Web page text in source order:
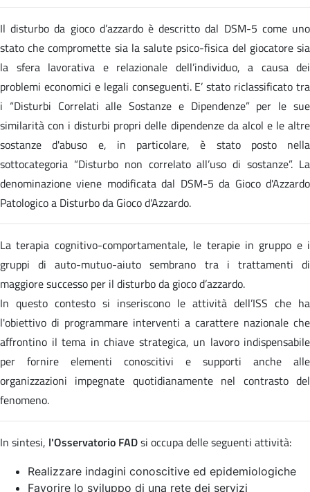
Il disturbo da gioco d’azzardo è descritto dal DSM-5 come uno
stato che compromette sia la salute psico-fisica del giocatore sia
la sfera lavorativa e relazionale dell’individuo, a causa dei
problemi economici e legali conseguenti. E’ stato riclassificato tra
i “Disturbi Correlati alle Sostanze e Dipendenze” per le sue
similarità con i disturbi propri delle dipendenze da alcol e le altre
sostanze d'abuso e, in particolare, è stato posto nella
sottocategoria “Disturbo non correlato all’uso di sostanze”. La
denominazione viene modificata dal DSM-5 da Gioco d'Azzardo
Patologico a Disturbo da Gioco d'Azzardo.
La terapia cognitivo-comportamentale, le terapie in gruppo e i
gruppi di auto-mutuo-aiuto sembrano tra i trattamenti di
maggiore successo per il disturbo da gioco d’azzardo.
In questo contesto si inseriscono le attività dell’ISS che ha
l'obiettivo di programmare interventi a carattere nazionale che
affrontino il tema in chiave strategica, un lavoro indispensabile
per fornire elementi conoscitivi e supporti anche alle
organizzazioni impegnate quotidianamente nel contrasto del
fenomeno.
In sintesi, l'Osservatorio FADsi occupa delle seguenti attività:
Realizzare indagini conoscitive ed epidemiologiche
Favorire lo sviluppo di una rete dei servizi